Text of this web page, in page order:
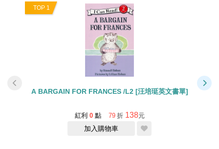
TOP 1
A BARGAIN FOR FRANCES /L2 [汪培珽英文書單]
紅利 0 點 79 折 138元
加入購物車